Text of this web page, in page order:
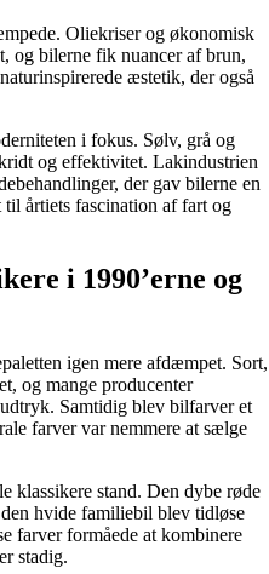
Oliekriser og økonomisk
og bilerne fik nuancer af brun,
æstetik, der også
i fokus. Sølv, grå og
og effektivitet. Lakindustrien
der gav bilerne en
årtiets fascination af fart og
i 1990’erne og
igen mere afdæmpet. Sort,
og mange producenter
Samtidig blev bilfarver et
farver var nemmere at sælge
klassikere stand. Den dybe røde
hvide familiebil blev tidløse
farver formåede at kombinere
stadig.